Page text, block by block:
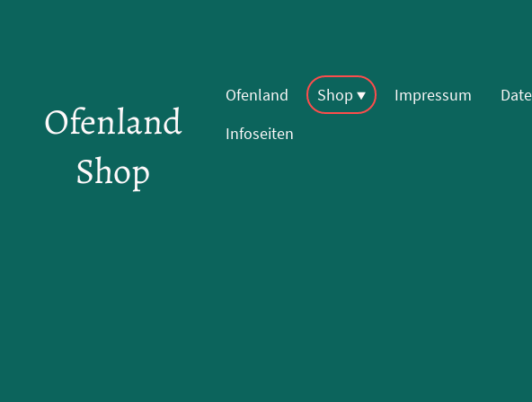
Ofenland
Shop
Ofenland Shop Impressum
Infoseiten